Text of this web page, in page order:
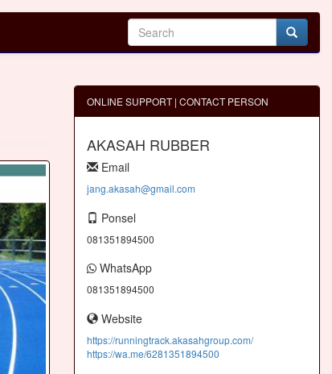
ONLINE SUPPORT | CONTACT PERSON
AKASAH RUBBER
Email
jang.akasah@gmail.com
Ponsel
081351894500
WhatsApp
081351894500
Website
https://runningtrack.akasahgroup.com/
https://wa.me/6281351894500